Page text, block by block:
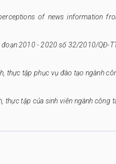
of news information
đoạn 2010 - 2020 số 32/2010/QĐ-
thực tập phục vụ đào tạo ngành
thực tập của sinh viên ngành công